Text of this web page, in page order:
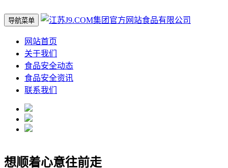
导航菜单
网站首页
关于我们
食品安全动态
食品安全资讯
联系我们
想顺着心意往前走